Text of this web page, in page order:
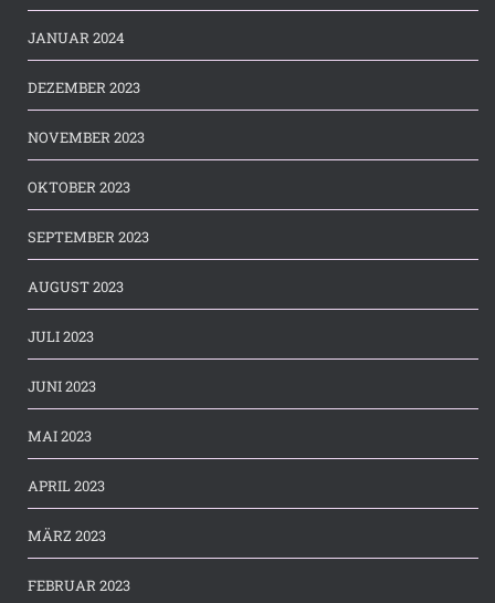
JANUAR 2024
DEZEMBER 2023
NOVEMBER 2023
OKTOBER 2023
SEPTEMBER 2023
AUGUST 2023
JULI 2023
JUNI 2023
MAI 2023
APRIL 2023
MÄRZ 2023
FEBRUAR 2023